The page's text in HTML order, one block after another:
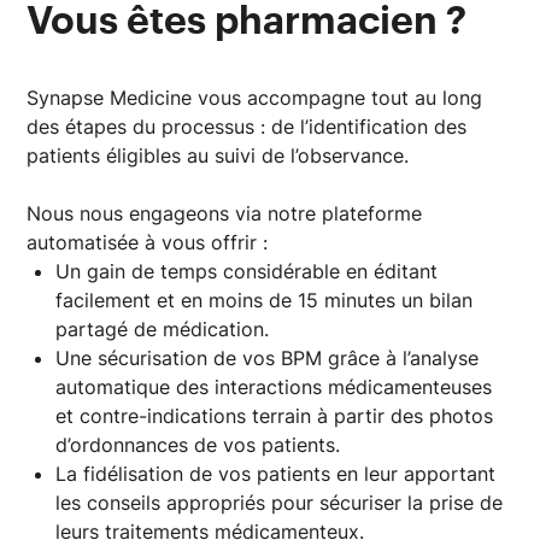
Vous êtes pharmacien ?
Synapse Medicine vous accompagne tout au long
des étapes du processus : de l’identification des
patients éligibles au suivi de l’observance.
Nous nous engageons via notre plateforme
automatisée à vous offrir :
Un gain de temps considérable en éditant
facilement et en moins de 15 minutes un bilan
partagé de médication.
Une sécurisation de vos BPM grâce à l’analyse
automatique des interactions médicamenteuses
et contre-indications terrain à partir des photos
d’ordonnances de vos patients.
La fidélisation de vos patients en leur apportant
les conseils appropriés pour sécuriser la prise de
leurs traitements médicamenteux.